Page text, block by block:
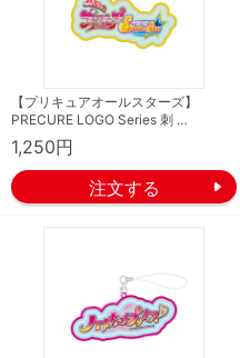
【プリキュアオールスターズ】
PRECURE LOGO Series 刺 …
1,250円